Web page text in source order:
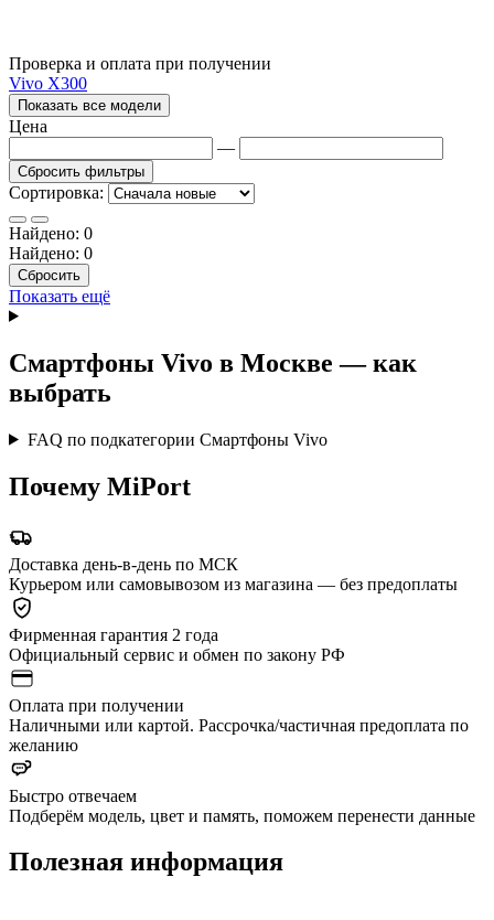
Проверка и оплата при получении
Vivo X300
Показать все модели
Цена
—
Сбросить фильтры
Сортировка:
Найдено: 0
Найдено: 0
Сбросить
Показать ещё
Смартфоны Vivo в Москве — как
выбрать
FAQ по подкатегории Смартфоны Vivo
Почему MiPort
Доставка день-в-день по МСК
Курьером или самовывозом из магазина — без предоплаты
Фирменная гарантия 2 года
Официальный сервис и обмен по закону РФ
Оплата при получении
Наличными или картой. Рассрочка/частичная предоплата по
желанию
Быстро отвечаем
Подберём модель, цвет и память, поможем перенести данные
Полезная информация